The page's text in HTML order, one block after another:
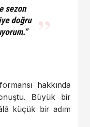
sezon
doğru
hakkında
Büyük bir
küçük bir adım